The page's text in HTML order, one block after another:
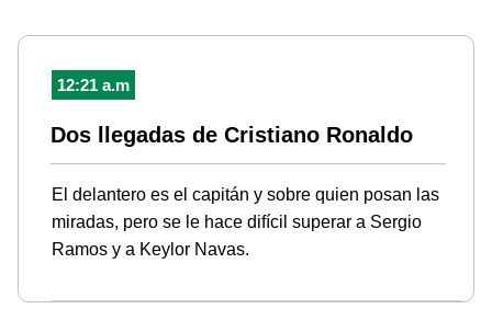
12:21 a.m
Dos llegadas de Cristiano Ronaldo
El delantero es el capitán y sobre quien posan las
miradas, pero se le hace difícil superar a Sergio
Ramos y a Keylor Navas.